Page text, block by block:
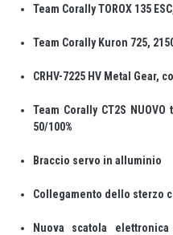
Team Corally TOROX 135
Team Corally Kuron 725,
CRHV-7225 HV Metal Gear,
Team Corally CT2S
50/100%
Braccio servo in alluminio
Collegamento dello sterzo
Nuova scatola